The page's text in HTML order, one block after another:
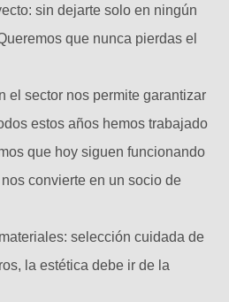
sin dejarte solo en ningún
que nunca pierdas el
el sector nos permite garantizar
estos años hemos trabajado
que hoy siguen funcionando
convierte en un socio de
selección cuidada de
la estética debe ir de la